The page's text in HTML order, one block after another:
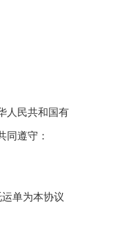
人民共和国有
同遵守：
单为本协议